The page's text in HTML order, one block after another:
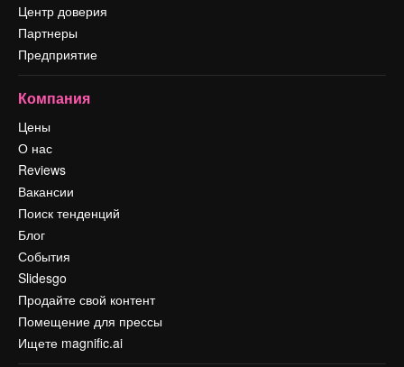
Центр доверия
Партнеры
Предприятие
Компания
Цены
О нас
Reviews
Вакансии
Поиск тенденций
Блог
События
Slidesgo
Продайте свой контент
Помещение для прессы
Ищете magnific.ai